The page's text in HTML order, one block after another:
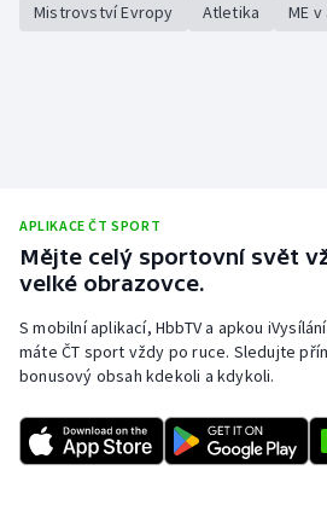
Mistrovství Evropy Atletika ME
APLIKACE ČT SPORT
Mějte celý sportovní svět
velké obrazovce.
S mobilní aplikací, HbbTV a apkou
máte ČT sport vždy po ruce. Sledujte
bonusový obsah kdekoli a kdykoli.